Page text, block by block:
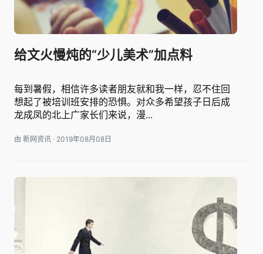
给文火慢炖的“少儿美术”加点料
每到暑假，相信许多读者朋友就和我一样，忍不住回
想起了被培训班安排的恐惧。对众多希望孩子日后成
龙成凤的北上广家长们来说，漫...
由 新网资讯 · 2019年08月08日